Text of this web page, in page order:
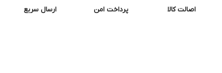
اصالت کالا پرداخت امن ارسال سریع